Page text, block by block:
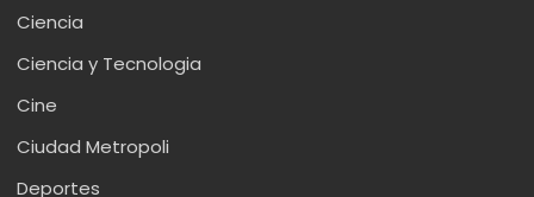
Ciencia
Ciencia y Tecnologia
Cine
Ciudad Metropoli
Deportes